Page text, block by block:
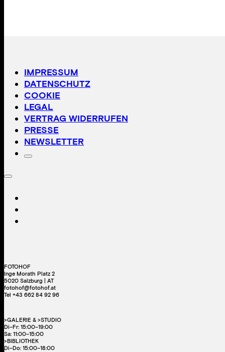
IMPRESSUM
DATENSCHUTZ
COOKIE
LEGAL
VERTRAG WIDERRUFEN
PRESSE
NEWSLETTER
FOTOHOF
Inge Morath Platz 2
5020 Salzburg | AT
fotohof@fotohof.at
Tel +43 662 84 92 96
>GALERIE & >STUDIO
Di–Fr: 15:00–19:00
Sa: 11:00–15:00
>BIBLIOTHEK
Di–Do: 15:00–18:00